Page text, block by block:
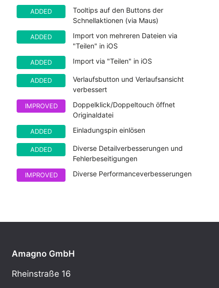
ADDED
Tooltips auf den Buttons der
Schnellaktionen (via Maus)
ADDED
Import von mehreren Dateien via
"Teilen" in iOS
ADDED Import via "Teilen" in iOS
ADDED
Verlaufsbutton und Verlaufsansicht
verbessert
IMPROVED
Doppelklick/Doppeltouch öffnet
Originaldatei
ADDED Einladungspin einlösen
ADDED
Diverse Detailverbesserungen und
Fehlerbeseitigungen
IMPROVED Diverse Performanceverbesserungen
Amagno GmbH
Rheinstraße 16